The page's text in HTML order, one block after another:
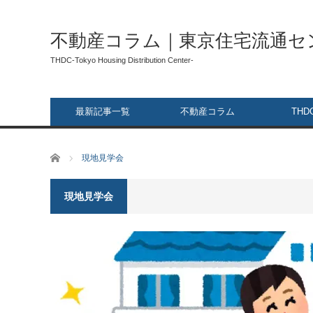
不動産コラム｜東京住宅流通セ
THDC-Tokyo Housing Distribution Center-
最新記事一覧 不動産コラム
ホーム 現地見学会
現地見学会